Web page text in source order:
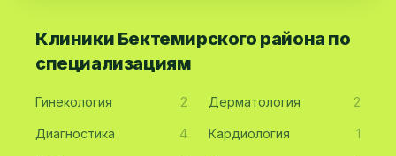
Клиники Бектемирского района по
специализациям
Гинекология 2 Дерматология 2
Диагностика 4 Кардиология 1